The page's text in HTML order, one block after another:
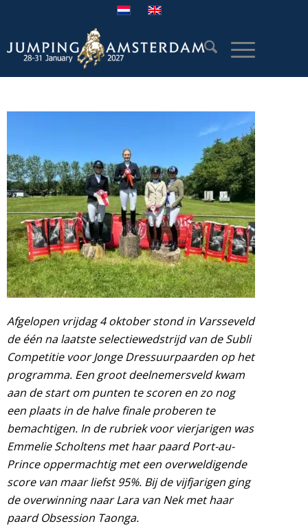
Afgelopen vrijdag 4 oktober stond in Varsseveld
de één na laatste selectiewedstrijd van de Subli
Competitie voor Jonge Dressuurpaarden op het
programma. Een groot deelnemersveld kwam
aan de start om punten te scoren en zo nog
een plaats in de halve finale proberen te
bemachtigen. In de rubriek voor vierjarigen was
Emmelie Scholtens met haar paard Port-au-
Prince oppermachtig met een overweldigende
score van maar liefst 95%. Bij de vijfjarigen ging
de overwinning naar Lara van Nek met haar
paard Obsession Taonga.